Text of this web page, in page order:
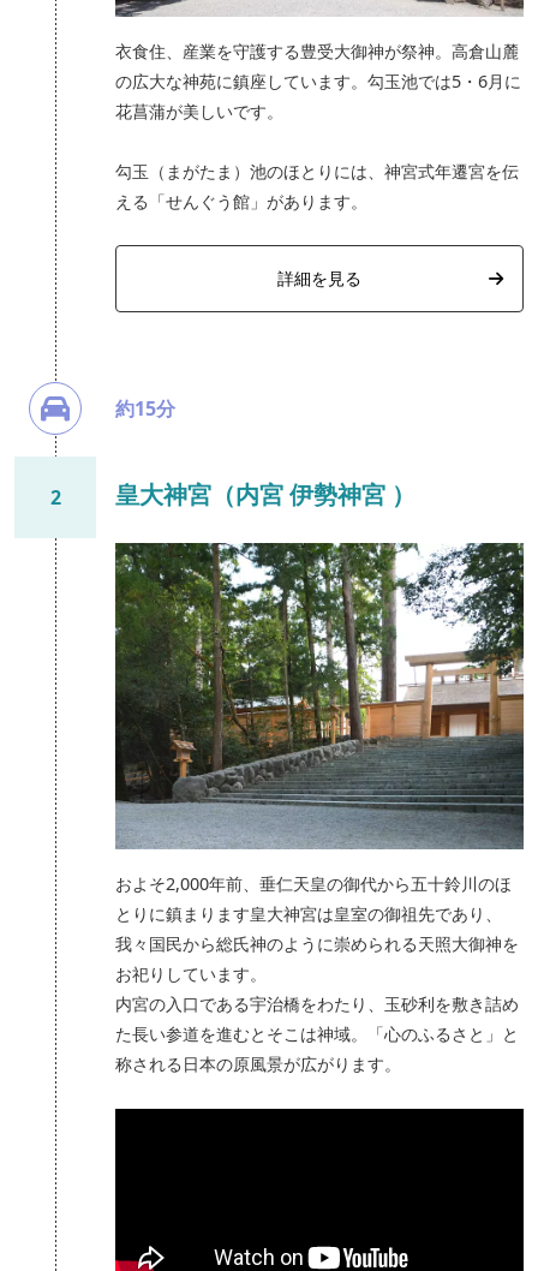
衣食住、産業を守護する豊受大御神が祭神。高倉山麓
の広大な神苑に鎮座しています。勾玉池では5・6月に
花菖蒲が美しいです。
勾玉（まがたま）池のほとりには、神宮式年遷宮を伝
える「せんぐう館」があります。
詳細を見る
約15分
2 皇大神宮（内宮 伊勢神宮 ）
およそ2,000年前、垂仁天皇の御代から五十鈴川のほ
とりに鎮まります皇大神宮は皇室の御祖先であり、
我々国民から総氏神のように崇められる天照大御神を
お祀りしています。
内宮の入口である宇治橋をわたり、玉砂利を敷き詰め
た長い参道を進むとそこは神域。「心のふるさと」と
称される日本の原風景が広がります。